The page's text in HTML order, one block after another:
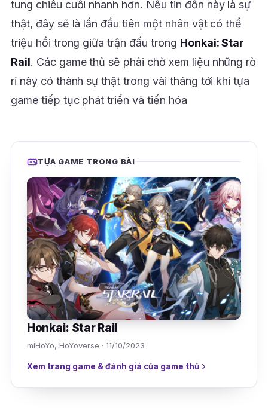
tung chiêu cuối nhanh hơn. Nếu tin đồn này là sự
thật, đây sẽ là lần đầu tiên một nhân vật có thể
triệu hồi trong giữa trận đấu trong Honkai: Star
Rail. Các game thủ sẽ phải chờ xem liệu những rò
rỉ này có thành sự thật trong vài tháng tới khi tựa
game tiếp tục phát triển và tiến hóa
TỰA GAME TRONG BÀI
Honkai: Star Rail
miHoYo, HoYoverse · 11/10/2023
Xem trang game & đánh giá của game thủ